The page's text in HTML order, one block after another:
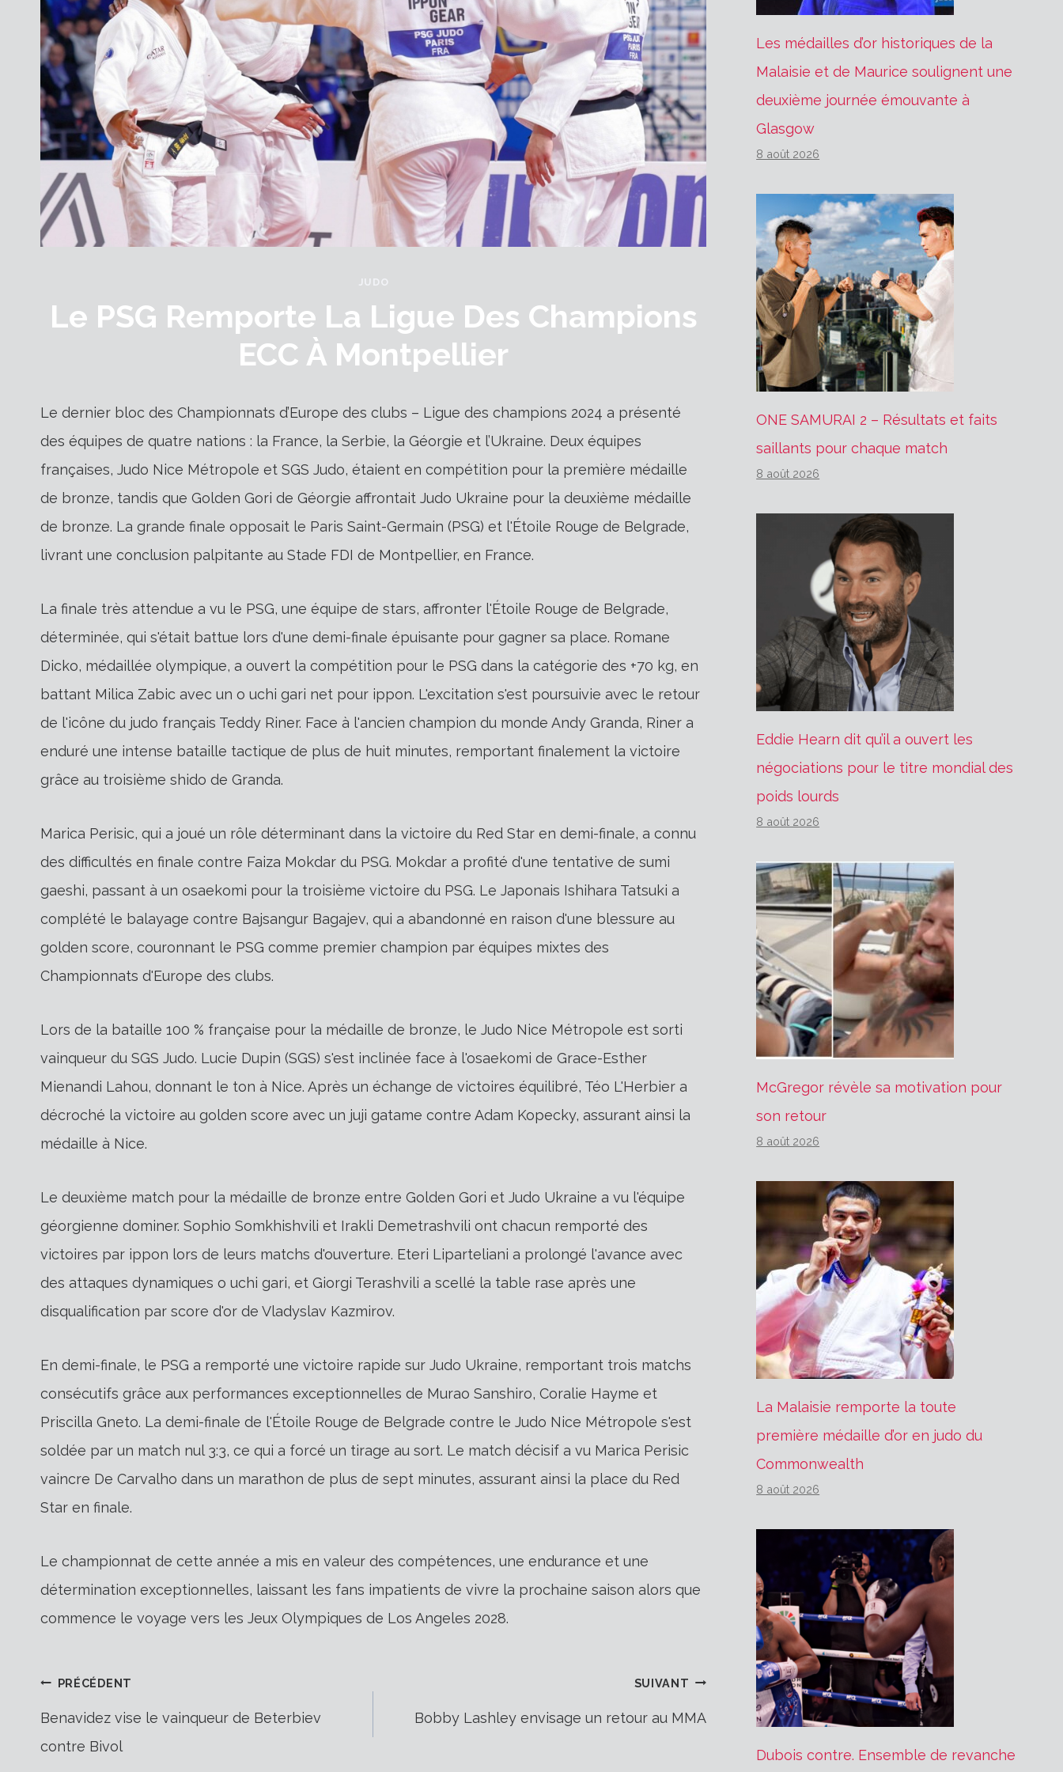
JUDO
Le PSG Remporte La Ligue Des Champions
ECC À Montpellier
Le dernier bloc des Championnats d’Europe des clubs – Ligue des champions 2024 a présenté
des équipes de quatre nations : la France, la Serbie, la Géorgie et l’Ukraine. Deux équipes
françaises, Judo Nice Métropole et SGS Judo, étaient en compétition pour la première médaille
de bronze, tandis que Golden Gori de Géorgie affrontait Judo Ukraine pour la deuxième médaille
de bronze. La grande finale opposait le Paris Saint-Germain (PSG) et l'Étoile Rouge de Belgrade,
livrant une conclusion palpitante au Stade FDI de Montpellier, en France.
La finale très attendue a vu le PSG, une équipe de stars, affronter l'Étoile Rouge de Belgrade,
déterminée, qui s'était battue lors d'une demi-finale épuisante pour gagner sa place. Romane
Dicko, médaillée olympique, a ouvert la compétition pour le PSG dans la catégorie des +70 kg, en
battant Milica Zabic avec un o uchi gari net pour ippon. L'excitation s'est poursuivie avec le retour
de l'icône du judo français Teddy Riner. Face à l'ancien champion du monde Andy Granda, Riner a
enduré une intense bataille tactique de plus de huit minutes, remportant finalement la victoire
grâce au troisième shido de Granda.
Marica Perisic, qui a joué un rôle déterminant dans la victoire du Red Star en demi-finale, a connu
des difficultés en finale contre Faiza Mokdar du PSG. Mokdar a profité d'une tentative de sumi
gaeshi, passant à un osaekomi pour la troisième victoire du PSG. Le Japonais Ishihara Tatsuki a
complété le balayage contre Bajsangur Bagajev, qui a abandonné en raison d'une blessure au
golden score, couronnant le PSG comme premier champion par équipes mixtes des
Championnats d'Europe des clubs.
Lors de la bataille 100 % française pour la médaille de bronze, le Judo Nice Métropole est sorti
vainqueur du SGS Judo. Lucie Dupin (SGS) s'est inclinée face à l'osaekomi de Grace-Esther
Mienandi Lahou, donnant le ton à Nice. Après un échange de victoires équilibré, Téo L'Herbier a
décroché la victoire au golden score avec un juji gatame contre Adam Kopecky, assurant ainsi la
médaille à Nice.
Le deuxième match pour la médaille de bronze entre Golden Gori et Judo Ukraine a vu l'équipe
géorgienne dominer. Sophio Somkhishvili et Irakli Demetrashvili ont chacun remporté des
victoires par ippon lors de leurs matchs d'ouverture. Eteri Liparteliani a prolongé l'avance avec
des attaques dynamiques o uchi gari, et Giorgi Terashvili a scellé la table rase après une
disqualification par score d'or de Vladyslav Kazmirov.
En demi-finale, le PSG a remporté une victoire rapide sur Judo Ukraine, remportant trois matchs
consécutifs grâce aux performances exceptionnelles de Murao Sanshiro, Coralie Hayme et
Priscilla Gneto. La demi-finale de l'Étoile Rouge de Belgrade contre le Judo Nice Métropole s'est
soldée par un match nul 3:3, ce qui a forcé un tirage au sort. Le match décisif a vu Marica Perisic
vaincre De Carvalho dans un marathon de plus de sept minutes, assurant ainsi la place du Red
Star en finale.
Le championnat de cette année a mis en valeur des compétences, une endurance et une
détermination exceptionnelles, laissant les fans impatients de vivre la prochaine saison alors que
commence le voyage vers les Jeux Olympiques de Los Angeles 2028.
Navigation
PRÉCÉDENT
Benavidez vise le vainqueur de Beterbiev
contre Bivol
SUIVANT
Bobby Lashley envisage un retour au MMA
Les médailles d’or historiques de la
Malaisie et de Maurice soulignent une
deuxième journée émouvante à
Glasgow
8 août 2026
ONE SAMURAI 2 – Résultats et faits
saillants pour chaque match
8 août 2026
Eddie Hearn dit qu’il a ouvert les
négociations pour le titre mondial des
poids lourds
8 août 2026
McGregor révèle sa motivation pour
son retour
8 août 2026
La Malaisie remporte la toute
première médaille d’or en judo du
Commonwealth
8 août 2026
Dubois contre. Ensemble de revanche